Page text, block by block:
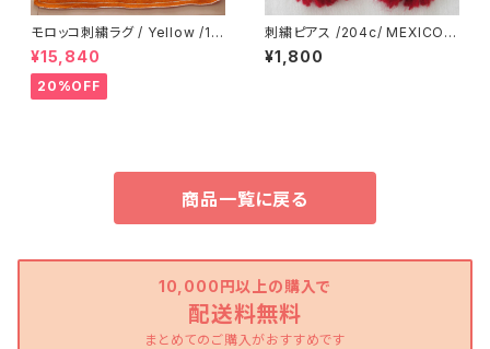
モロッコ刺繍ラグ / Yellow /18
3/ MOROCCO
¥15,840
20%OFF
刺繍ピアス /204c/ MEXICO
メキシコ
¥1,800
商品一覧に戻る
10,000円以上の購入で
配送料無料
まとめてのご購入がおすすめです